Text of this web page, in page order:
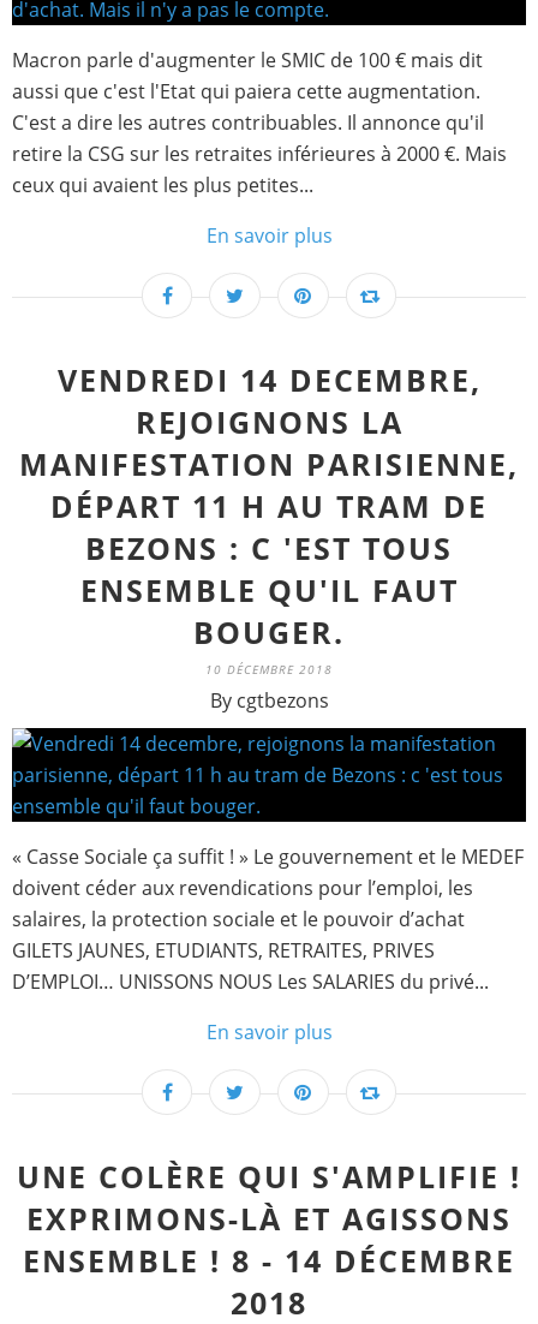
Macron parle d'augmenter le SMIC de 100 € mais dit
aussi que c'est l'Etat qui paiera cette augmentation.
C'est a dire les autres contribuables. Il annonce qu'il
retire la CSG sur les retraites inférieures à 2000 €. Mais
ceux qui avaient les plus petites...
En savoir plus
VENDREDI 14 DECEMBRE,
REJOIGNONS LA
MANIFESTATION PARISIENNE,
DÉPART 11 H AU TRAM DE
BEZONS : C 'EST TOUS
ENSEMBLE QU'IL FAUT
BOUGER.
10 DÉCEMBRE 2018
By cgtbezons
« Casse Sociale ça suffit ! » Le gouvernement et le MEDEF
doivent céder aux revendications pour l’emploi, les
salaires, la protection sociale et le pouvoir d’achat
GILETS JAUNES, ETUDIANTS, RETRAITES, PRIVES
D’EMPLOI… UNISSONS NOUS Les SALARIES du privé...
En savoir plus
UNE COLÈRE QUI S'AMPLIFIE !
EXPRIMONS-LÀ ET AGISSONS
ENSEMBLE ! 8 - 14 DÉCEMBRE
2018